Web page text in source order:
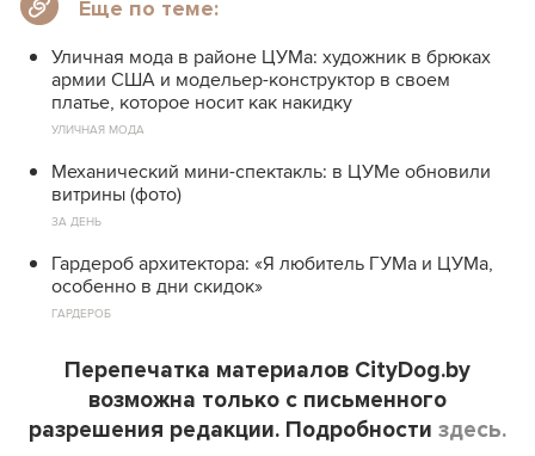
Еще по теме:
Уличная мода в районе ЦУМа: художник в брюках
армии США и модельер-конструктор в своем
платье, которое носит как накидку
УЛИЧНАЯ МОДА
Механический мини-спектакль: в ЦУМе обновили
витрины (фото)
ЗА ДЕНЬ
Гардероб архитектора: «Я любитель ГУМа и ЦУМа,
особенно в дни скидок»
ГАРДЕРОБ
Перепечатка материалов CityDog.by
возможна только с письменного
разрешения редакции. Подробности здесь.